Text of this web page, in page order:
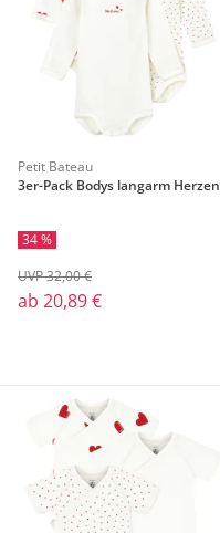
Petit Bateau
3er-Pack Bodys langarm Herzen
34 %
ab 20,89 €
UVP 32,00 €